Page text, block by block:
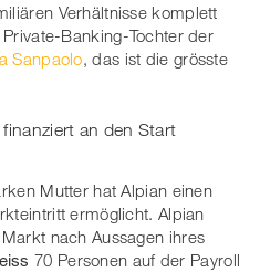
Verhältnisse komplett
Banking-Tochter der
Sanpaolo , das ist die grösste
an den Start
Mutter hat Alpian einen
ermöglicht. Alpian
nach Aussagen ihres
70 Personen auf der Payroll